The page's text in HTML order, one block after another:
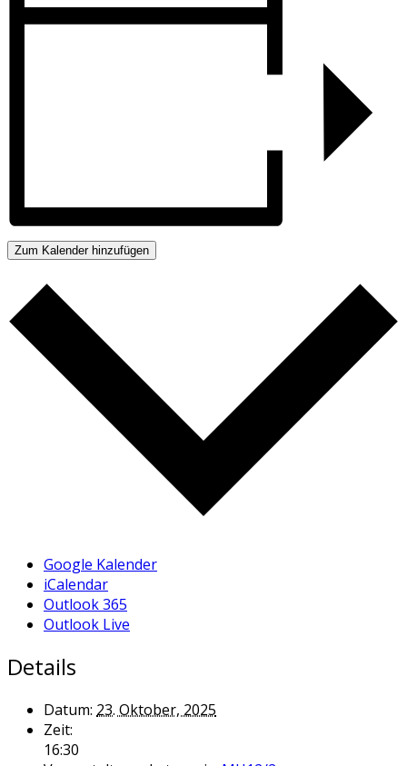
Zum Kalender hinzufügen
Google Kalender
iCalendar
Outlook 365
Outlook Live
Details
Datum: 23. Oktober, 2025
Zeit:
16:30